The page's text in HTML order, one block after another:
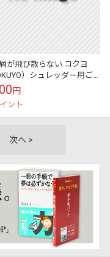
が飛び散らない コクヨ
）シュレッダー用ご
KPS-PFS60（静電気抑
エア抜き加工）100枚入り
円
ント
次へ >